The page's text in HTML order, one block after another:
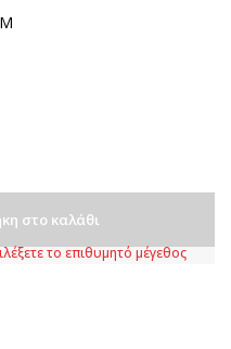
στο καλάθι
το επιθυμητό μέγεθος